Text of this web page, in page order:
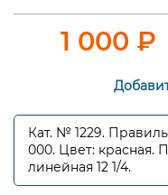
1 000₽
Кат. № 1229.
000. Цвет: красная.
линейная 12 1/4.